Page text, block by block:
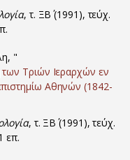
, τ. ΞΒ΄ (1991), τεύχ.
"
Τριών Ιεραρχών εν
Αθηνών (1842-
, τ. ΞΒ΄ (1991), τεύχ.
επ.